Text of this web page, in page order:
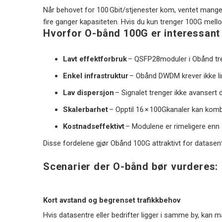
Når behovet for 100 Gbit/stjenester kom, ventet
fire ganger kapasiteten. Hvis du kun trenger 100G
Hvorfor O-bånd 100G er
Lavt effektforbruk– QSFP28moduler i Obånd
Enkel infrastruktur– Obånd DWDM krever
Lav dispersjon – Signalet trenger ikke
Skalerbarhet– Opptil 16 × 100Gkanaler kan
Kostnadseffektivt– Modulene er rimeligere
Disse fordelene gjør Obånd 100G attraktivt for
Scenarier der O-bånd bør vurderes:
Kort avstand og begrenset trafikkbehov
Hvis datasentre eller bedrifter ligger i samme by, kan